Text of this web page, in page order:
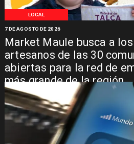
LOCAL
Market Maule busca a
artesanos de las 30
abiertas para la red de
más grande de la región
7 DE AGOSTO DE 2026